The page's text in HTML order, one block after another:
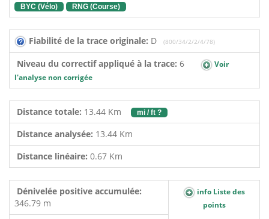
BYC (Vélo) RNG (Course)
Fiabilité de la trace originale: D (800/34/2/2/4/78)
Niveau du correctif appliqué à la trace: 6
Voir
l'analyse non corrigée
Distance totale: 13.44 Km mi / ft ?
Distance analysée: 13.44 Km
Distance linéaire: 0.67 Km
Dénivelée positive accumulée:
346.79 m
info Liste des
points